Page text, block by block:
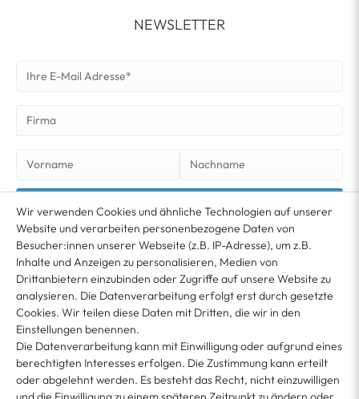
NEWSLETTER
NEWSLETTER ABONNIEREN
Sie erklären sich damit ein­ver­standen, dass Ihre Da­ten für unseren News­letter­versand
und Wider­rufshin­weise finden Sie in unsererDatenschutzerklärung
MEIN KONTO
KUNDENSERVICE
Wir verwenden Cookies und ähnliche Technologien auf unserer
Website und verarbeiten personenbezogene Daten von
Besucher:innen unserer Webseite (z.B. IP-Adresse), um z.B.
Inhalte und Anzeigen zu personalisieren, Medien von
Drittanbietern einzubinden oder Zugriffe auf unsere Website zu
analysieren. Die Datenverarbeitung erfolgt erst durch gesetzte
Cookies. Wir teilen diese Daten mit Dritten, die wir in den
Einstellungen benennen.
Die Datenverarbeitung kann mit Einwilligung oder aufgrund eines
berechtigten Interesses erfolgen. Die Zustimmung kann erteilt
oder abgelehnt werden. Es besteht das Recht, nicht einzuwilligen